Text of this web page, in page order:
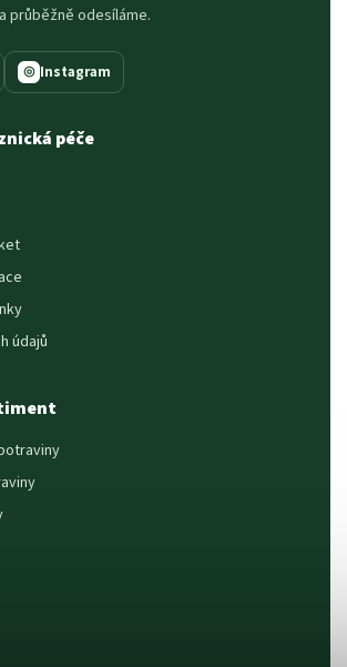
průběžně odesíláme.
◎ Instagram
péče
údajů